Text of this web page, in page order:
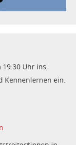
19:30 Uhr ins
Kennenlernen ein.